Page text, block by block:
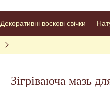
Декоративні воскові свічки
Зігріваюча мазь